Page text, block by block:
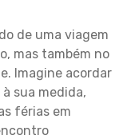
de uma viagem
mas também no
Imagine acordar
sua medida,
férias em